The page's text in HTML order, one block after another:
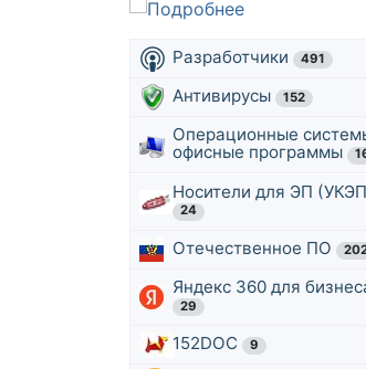
Разработчики 491
Антивирусы 152
Операционные
офисные программы
Носители для ЭП
24
Отечественное ПО
Яндекс 360 для
29
152DOC 9